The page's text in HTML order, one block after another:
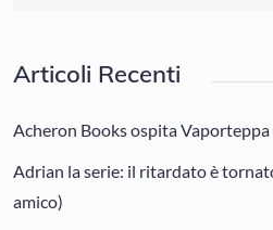
Articoli Recenti
Acheron Books ospita Vaporteppa
Adrian la serie: il ritardato è
amico)